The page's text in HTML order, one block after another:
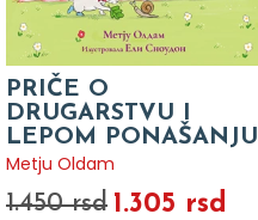
PRIČE O
DRUGARSTVU I
LEPOM PONAŠANJU
Metju Oldam
1.450 rsd 1.305 rsd